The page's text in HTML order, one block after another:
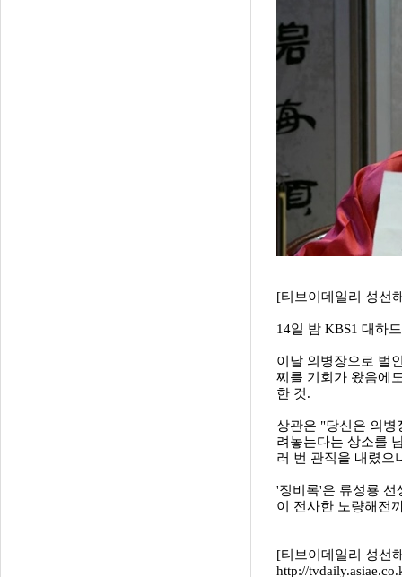
[티브이데일리 성선
14일 밤 KBS1 대하
이날 의병장으로 벌
찌를 기회가 왔음에
한 것.
상관은 "당신은 의병
려놓는다는 상소를
러 번 관직을 내렸으
'징비록'은 류성룡 선
이 전사한 노량해전
[티브이데일리 성선
http://